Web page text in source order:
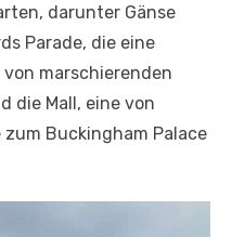
darunter Gänse
Parade, die eine
marschierenden
die Mall, eine von
Buckingham Palace